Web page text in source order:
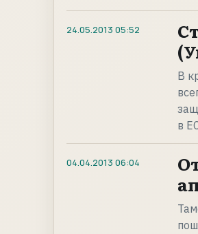
24.05.2013 05:52
В
в
04.04.2013 06:04